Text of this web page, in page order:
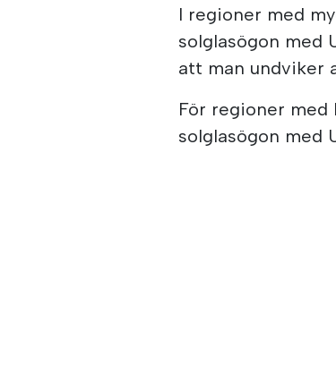
I regioner med
solglasögon med
att man undviker
För regioner med
solglasögon med